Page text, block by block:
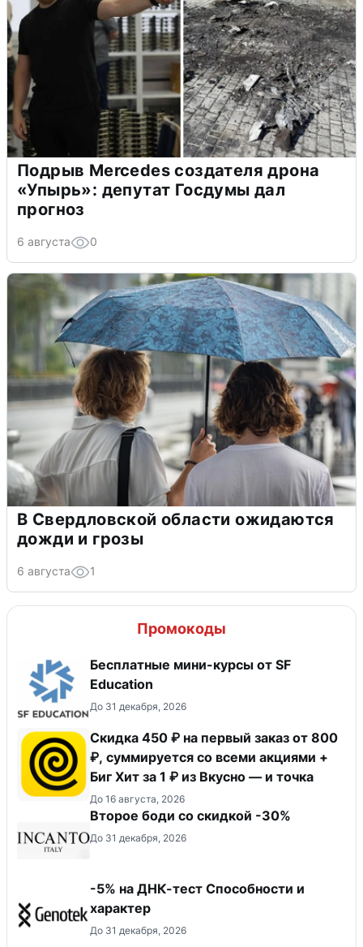
Подрыв Mercedes создателя дрона
«Упырь»: депутат Госдумы дал
прогноз
6 августа 0
В Свердловской области ожидаются
дожди и грозы
6 августа 1
Промокоды
Бесплатные мини-курсы от SF
Education
До 31 декабря, 2026
Скидка 450 ₽ на первый заказ от 800
₽, суммируется со всеми акциями +
Биг Хит за 1 ₽ из Вкусно — и точка
До 16 августа, 2026
Второе боди со скидкой -30%
До 31 декабря, 2026
-5% на ДНК-тест Способности и
характер
До 31 декабря, 2026